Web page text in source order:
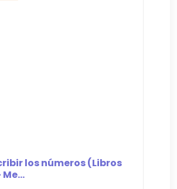
los números (Libros